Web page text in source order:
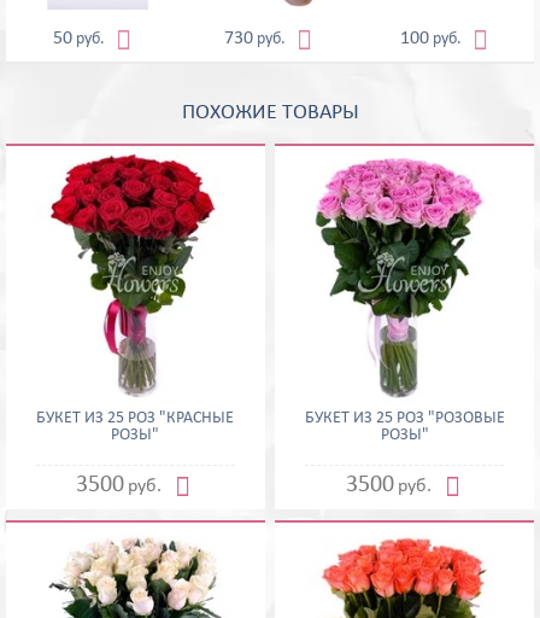
50 руб.  730 руб.  100 руб. 
ПОХОЖИЕ ТОВАРЫ
БУКЕТ ИЗ 25 РОЗ "КРАСНЫЕ
РОЗЫ"
3500 руб. 
БУКЕТ ИЗ 25 РОЗ "РОЗОВЫЕ
РОЗЫ"
3500 руб. 